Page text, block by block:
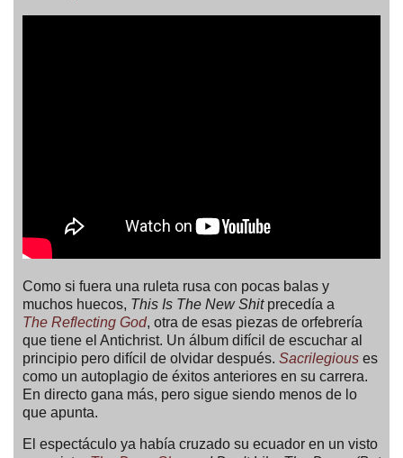
Como si fuera una ruleta rusa con pocas balas y
muchos huecos, This Is The New Shit precedía a
The Reflecting God, otra de esas piezas de orfebrería
que tiene el Antichrist. Un álbum difícil de escuchar al
principio pero difícil de olvidar después. Sacrilegious es
como un autoplagio de éxitos anteriores en su carrera.
En directo gana más, pero sigue siendo menos de lo
que apunta.
El espectáculo ya había cruzado su ecuador en un visto